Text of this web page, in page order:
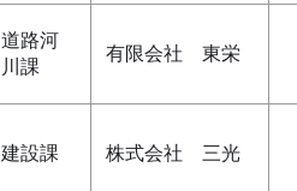
道路河
川課
有限会社 東栄
建設課 株式会社 三光